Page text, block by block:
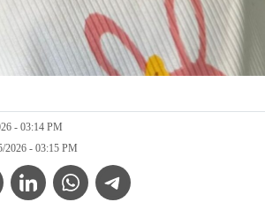
- 03:14 PM
- 03:15 PM
Icon
Linkedin IconWhatsApp IconTelegram Icon